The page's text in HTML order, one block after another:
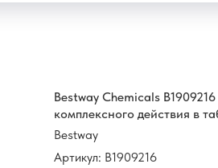
Bestwаy Chemicals
комплексного действия в
Bestway
Артикул: B1909216